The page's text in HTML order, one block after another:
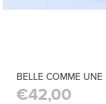
BELLE COMME
€42,00